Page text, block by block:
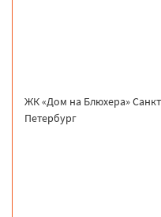
ЖК «Дом на Блюхера»
Петербург